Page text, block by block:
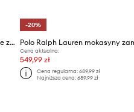
Polo Ralph Lauren mokasyny męskie zamszowe
-20%
Cena aktualna:
549,99 zł
Cena regularna: 689,99 zł
Najniższa cena: 689,99 zł